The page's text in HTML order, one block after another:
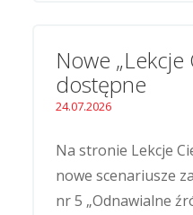
Nowe „Lekcje
dostępne
24.07.2026
Na stronie Lekcje
nowe scenariusze
nr 5 „Odnawialne